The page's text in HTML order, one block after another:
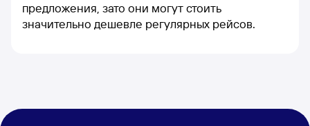
предложения, зато они могут стоить
значительно дешевле регулярных рейсов.